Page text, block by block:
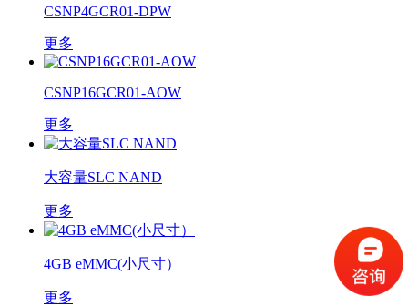
CSNP4GCR01-DPW
更多
CSNP16GCR01-AOW
更多
大容量SLC NAND
更多
4GB eMMC(小尺寸）
更多